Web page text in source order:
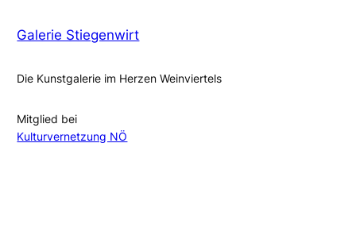
Galerie Stiegenwirt
Die Kunstgalerie im Herzen Weinviertels
Mitglied bei
Kulturvernetzung NÖ